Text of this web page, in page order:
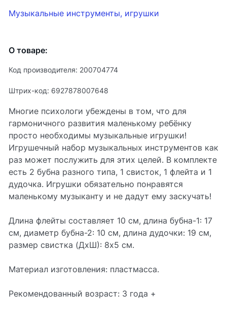
Музыкальные инструменты, игрушки
О товаре:
Код производителя: 200704774
Штрих-код: 6927878007648
Многие психологи убеждены в том, что для
гармоничного развития маленькому ребёнку
просто необходимы музыкальные игрушки!
Игрушечный набор музыкальных инструментов как
раз может послужить для этих целей. В комплекте
есть 2 бубна разного типа, 1 свисток, 1 флейта и 1
дудочка. Игрушки обязательно понравятся
маленькому музыканту и не дадут ему заскучать!
Длина флейты составляет 10 см, длина бубна-1: 17
см, диаметр бубна-2: 10 см, длина дудочки: 19 см,
размер свистка (ДхШ): 8х5 см.
Материал изготовления: пластмасса.
Рекомендованный возраст: 3 года +